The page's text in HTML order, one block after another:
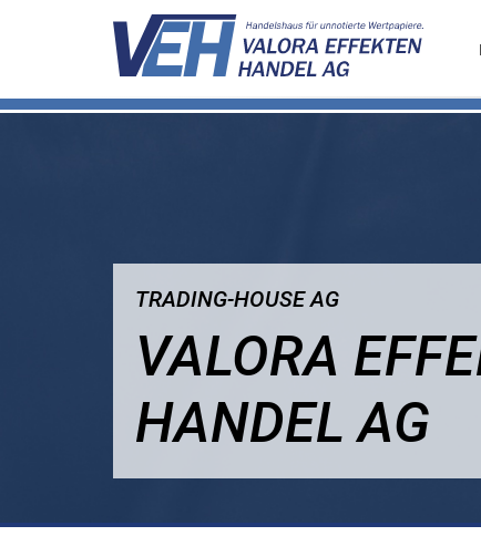
TRADING-HOUSE AG
VALORA
HANDEL AG